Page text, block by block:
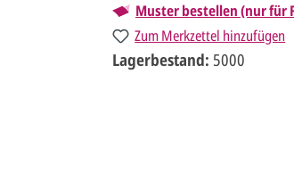
Muster bestellen (nur für
Zum Merkzettel hinzufügen
Lagerbestand: 5000